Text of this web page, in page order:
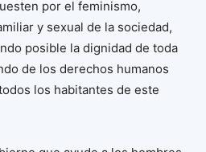
por el feminismo,
y sexual de la sociedad,
posible la dignidad de toda
de los derechos humanos
los habitantes de este